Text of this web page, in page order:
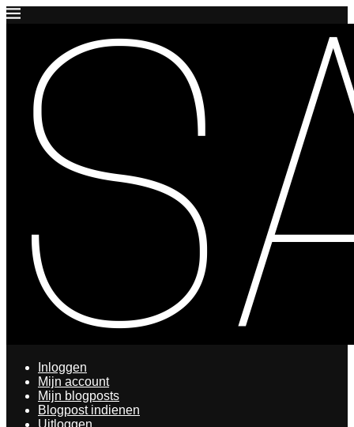
Inloggen
Mijn account
Mijn blogposts
Blogpost indienen
Uitloggen